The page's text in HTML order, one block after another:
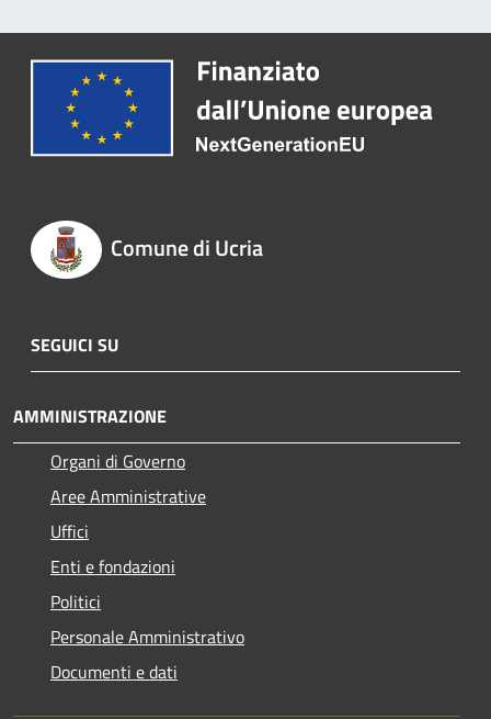
Comune di Ucria
SEGUICI SU
AMMINISTRAZIONE
Organi di Governo
Aree Amministrative
Uffici
Enti e fondazioni
Politici
Personale Amministrativo
Documenti e dati